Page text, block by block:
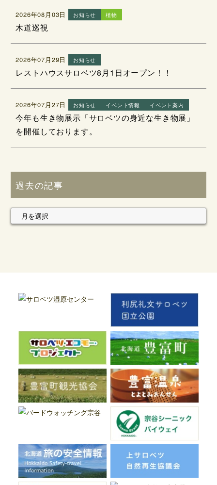
2026年08月03日 お知らせ 植物
木道巡視
2026年07月29日 お知らせ
レストハウスサロベツ8月1日オープン！！
2026年07月27日 お知らせ イベント情報 イベント案内
今年も生き物展示「サロベツの身近な生き物展」
を開催しております。
過去の記事